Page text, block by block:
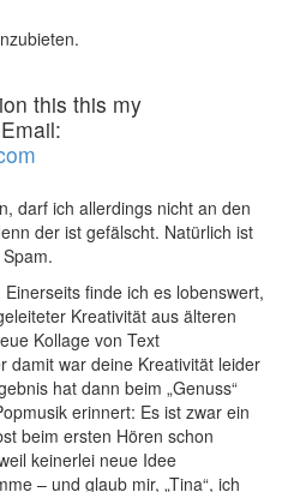
this this my
darf ich allerdings nicht an den
der ist gefälscht. Natürlich ist
Einerseits finde ich es lobenswert,
Kreativität aus älteren
Kollage von Text
damit war deine Kreativität leider
hat dann beim „Genuss“
erinnert: Es ist zwar ein
beim ersten Hören schon
keinerlei neue Idee
– und glaub mir, „Tina“, ich